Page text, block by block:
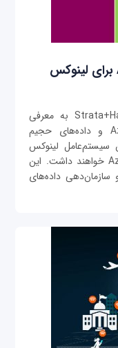
مایکروسافت در کنفرانس جهانی Strata+Hadoop به معرفی
سرویس‌های ویژه‌ای در ارتباط با Azure و داده‌های حجیم
سیستم‌عامل لینوکس
انعطاف‌پذیری بیشتری در به‌کارگیری Azure خواهند داشت. این
سازمان‌دهی داده‌های